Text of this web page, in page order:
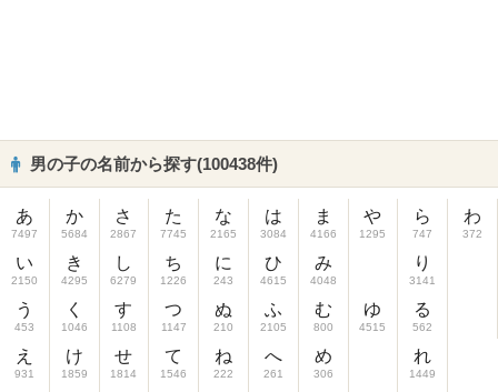
男の子の名前から探す(100438件)
あ
7497
い
2150
う
453
え
931
か
5684
き
4295
く
1046
け
1859
さ
2867
し
6279
す
1108
せ
1814
た
7745
ち
1226
つ
1147
て
1546
な
2165
に
243
ぬ
210
ね
222
は
3084
ひ
4615
ふ
2105
へ
261
ま
4166
み
4048
む
800
め
306
や
1295
ゆ
4515
ら
747
り
3141
る
562
れ
1449
わ
372